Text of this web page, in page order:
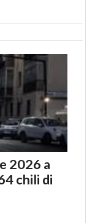
2026 a
chili di